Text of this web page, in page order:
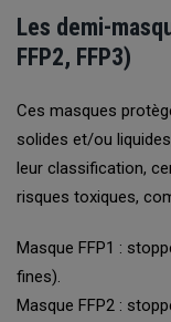
Les demi-
FFP2, FFP3)
Ces masques
solides et/ou
leur classification,
risques toxiques,
Masque FFP1 :
fines).
Masque FFP2 :